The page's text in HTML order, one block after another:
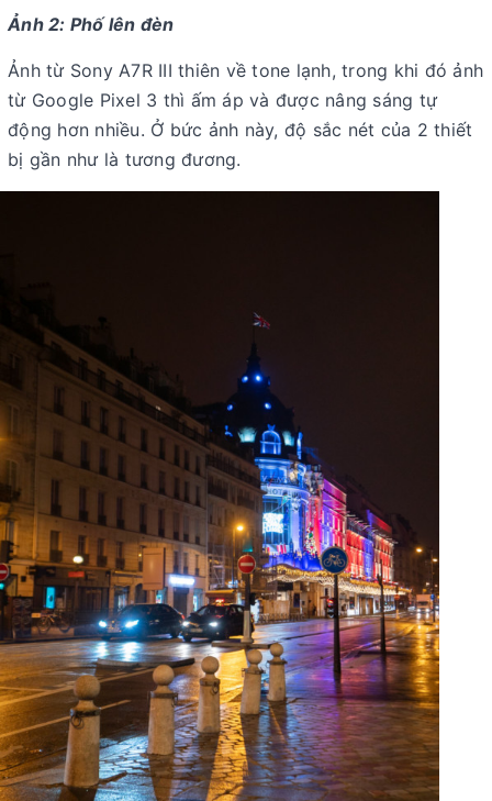
Ảnh 2: Phố lên đèn
Ảnh từ Sony A7R III thiên về tone lạnh, trong khi đó ảnh
từ Google Pixel 3 thì ấm áp và được nâng sáng tự
động hơn nhiều. Ở bức ảnh này, độ sắc nét của 2 thiết
bị gần như là tương đương.